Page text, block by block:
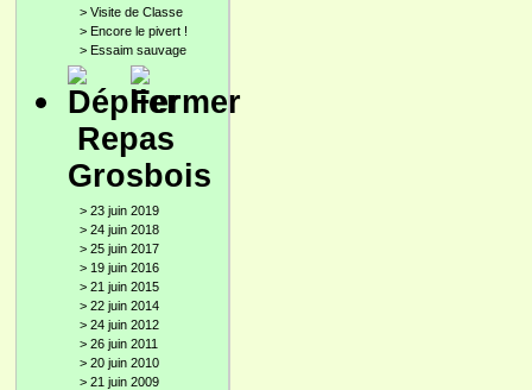
> Visite de Classe
> Encore le pivert !
> Essaim sauvage
Repas
Grosbois
> 23 juin 2019
> 24 juin 2018
> 25 juin 2017
> 19 juin 2016
> 21 juin 2015
> 22 juin 2014
> 24 juin 2012
> 26 juin 2011
> 20 juin 2010
> 21 juin 2009